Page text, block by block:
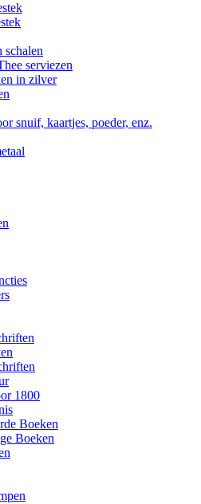
schalen
serviezen
in zilver
snuif, kaartjes, poeder, enz.
1800
Boeken
Boeken